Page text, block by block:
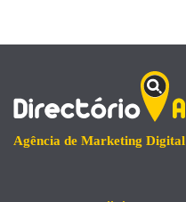
Agência de Marketing Digital